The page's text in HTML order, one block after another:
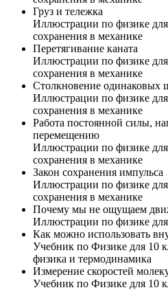
Груз и тележка
Иллюстрации по физике
сохранения в механике
Перетягивание каната
Иллюстрации по физике
сохранения в механике
Столкновение одинаковых
Иллюстрации по физике
сохранения в механике
Работа постоянной силы,
перемещению
Иллюстрации по физике
сохранения в механике
Закон сохранения импульса
Иллюстрации по физике
сохранения в механике
Почему мы не ощущаем
Иллюстрации по физике
Как можно использовать
Учебник по Физике для 10
физика и термодинамика
Измерение скоростей
Учебник по Физике для 10